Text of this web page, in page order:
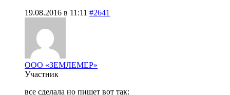
19.08.2016 в 11:11 #2641
ООО «ЗЕМЛЕМЕР»
Участник
все сделала но пишет вот так: